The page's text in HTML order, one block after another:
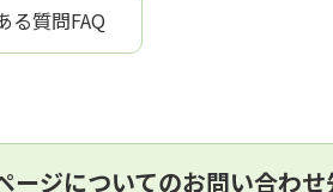
る質問FAQ
ージについてのお問い合わせ